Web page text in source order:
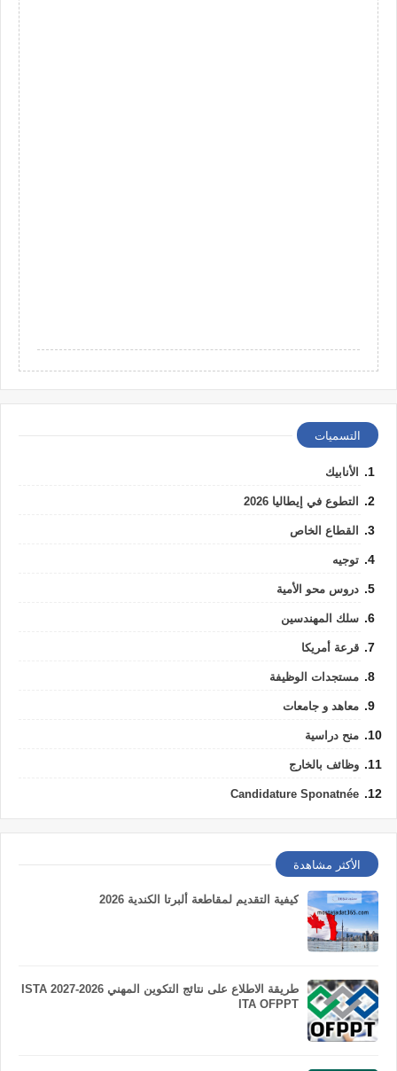
التسميات
الأنابيك
التطوع في إيطاليا 2026
القطاع الخاص
توجيه
دروس محو الأمية
سلك المهندسين
قرعة أمريكا
مستجدات الوظيفة
معاهد و جامعات
منح دراسية
وظائف بالخارج
Candidature Sponatnée
الأكثر مشاهدة
كيفية التقديم لمقاطعة ألبرتا الكندية 2026
طريقة الاطلاع على نتائج التكوين المهني 2026-2027 ISTA
ITA OFPPT